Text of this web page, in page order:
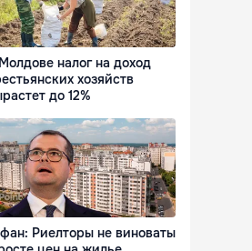
налог на доход
хозяйств
до 12%
Риелторы не виноваты